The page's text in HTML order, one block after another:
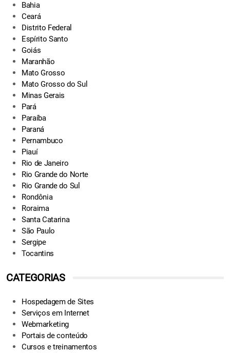
Bahia
Ceará
Distrito Federal
Espírito Santo
Goiás
Maranhão
Mato Grosso
Mato Grosso do Sul
Minas Gerais
Pará
Paraíba
Paraná
Pernambuco
Piauí
Rio de Janeiro
Rio Grande do Norte
Rio Grande do Sul
Rondônia
Roraima
Santa Catarina
São Paulo
Sergipe
Tocantins
CATEGORIAS
Hospedagem de Sites
Serviços em Internet
Webmarketing
Portais de conteúdo
Cursos e treinamentos